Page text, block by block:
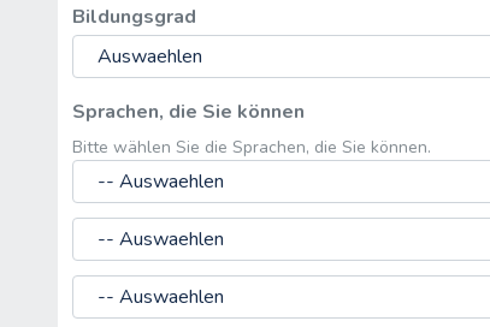
Bildungsgrad
Sprachen, die Sie können
Bitte wählen Sie die Sprachen, die Sie können.